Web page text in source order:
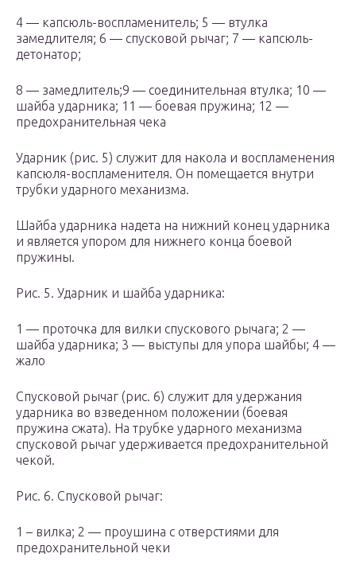
4 — капсюль-воспламенитель; 5 — втулка
замедлителя; 6 — спусковой рычаг; 7 — капсюль-
детонатор;
8 — замедлитель;9 — соединительная втулка; 10 —
шайба ударника; 11 — боевая пружина; 12 —
предохранительная чека
Ударник (рис. 5) служит для накола и воспламенения
капсюля-воспламенителя. Он помещается внутри
трубки ударного механизма.
Шайба ударника надета на нижний конец ударника
и является упором для нижнего конца боевой
пружины.
Рис. 5. Ударник и шайба ударника:
1 — проточка для вилки спускового рычага; 2 —
шайба ударника; 3 — выступы для упора шайбы; 4 —
жало
Спусковой рычаг (рис. 6) служит для удержания
ударника во взведенном положении (боевая
пружина сжата). На трубке ударного механизма
спусковой рычаг удерживается предохранительной
чекой.
Рис. 6. Спусковой рычаг:
1 – вилка; 2 — проушина с отверстиями для
предохранительной чеки